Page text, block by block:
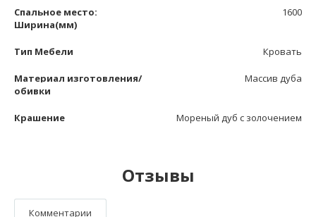
Спальное место:
Ширина(мм)
1600
Тип Мебели Кровать
Материал изготовления/
обивки
Массив дуба
Крашение Мореный дуб с золочением
Отзывы
Комментарии